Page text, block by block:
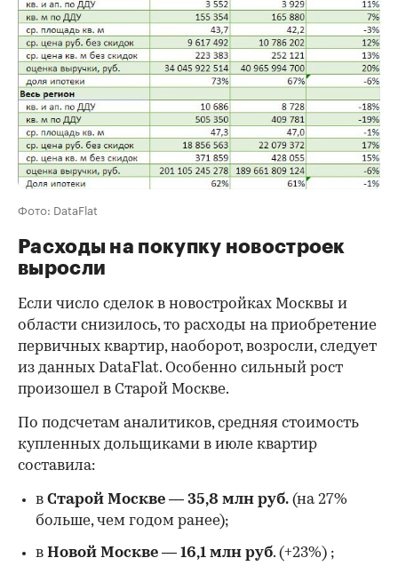
Фото: DataFlat
Расходы на покупку новостроек
выросли
Если число сделок в новостройках Москвы и
области снизилось, то расходы на приобретение
первичных квартир, наоборот, возросли, следует
из данных DataFlat. Особенно сильный рост
произошел в Старой Москве.
По подсчетам аналитиков, средняя стоимость
купленных дольщиками в июле квартир
составила:
в Старой Москве — 35,8 млн руб. (на 27%
больше, чем годом ранее);
в Новой Москве — 16,1 млн руб. (+23%) ;